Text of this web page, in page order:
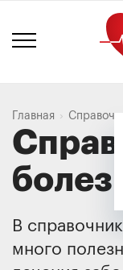
Главная
В
много